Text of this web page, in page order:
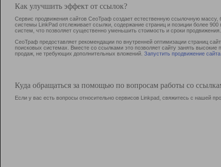
Как улучшить эффект от ссылок?
Сервис продвижения сайтов СеоТраф создает естественную ссылочную
системы LinkPad отслеживает ссылки, содержание страниц и позиции более
систем, что позволяет существенно уменьшить стоимость и сроки продвижения.
СеоТраф предоставляет рекомендации по внутренней оптимизации страниц
поисковых системах. Вместе со ссылками это позволяет сайту занять
продаж, не требующих дополнительных вложений. Запустить продвижение сайта
Куда обращаться за помощью по вопросам работы со
Если у вас есть вопросы относительно сервисов Linkpad, свяжитесь с нашей